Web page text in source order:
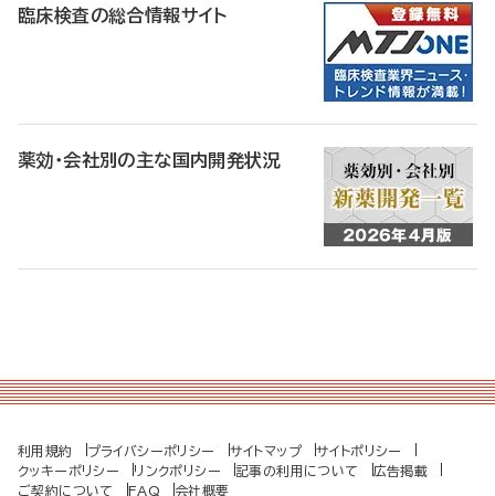
臨床検査の総合情報サイト
薬効・会社別の主な国内開発状況
利用規約 プライバシーポリシー サイトマップ
サイトポリシー
クッキーポリシー
リンクポリシー 記事の利用について
広告掲載
ご契約について
FAQ 会社概要